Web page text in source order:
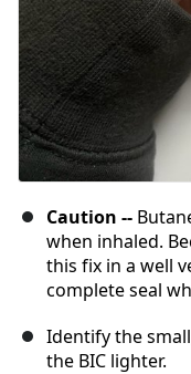
Caution --
when inhaled.
this fix in a well
complete seal
Identify the
the BIC lighter.